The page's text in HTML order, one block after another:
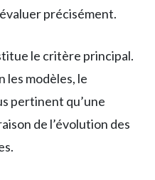
précisément.
le critère principal.
les modèles, le
pertinent qu’une
de l’évolution des